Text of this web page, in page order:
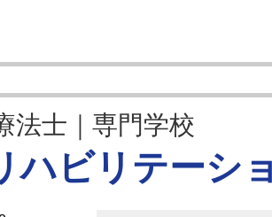
法士｜専門学校
ハビリテーシ